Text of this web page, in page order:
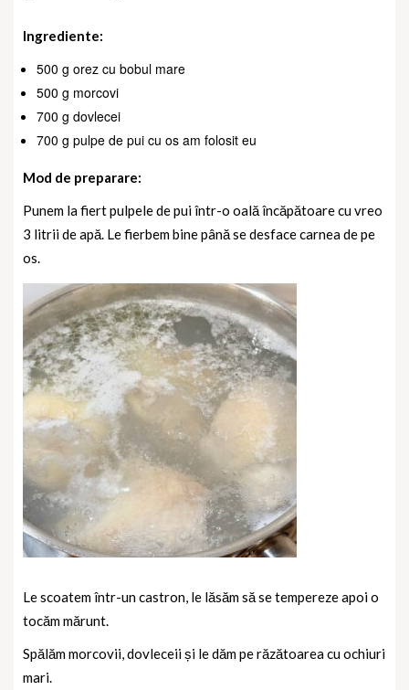
Ingrediente:
500 g orez cu bobul mare
500 g morcovi
700 g dovlecei
700 g pulpe de pui cu os am folosit eu
Mod de preparare:
Punem la fiert pulpele de pui într-o oală încăpătoare cu vreo
3 litrii de apă. Le fierbem bine până se desface carnea de pe
os.
Le scoatem într-un castron, le lăsăm să se tempereze apoi o
tocăm mărunt.
Spălăm morcovii, dovleceii și le dăm pe răzătoarea cu ochiuri
mari.